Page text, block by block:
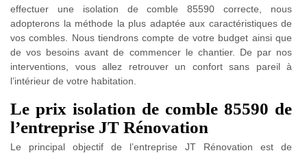
effectuer une isolation de comble 85590 correcte, nous
adopterons la méthode la plus adaptée aux caractéristiques de
vos combles. Nous tiendrons compte de votre budget ainsi que
de vos besoins avant de commencer le chantier. De par nos
interventions, vous allez retrouver un confort sans pareil à
l’intérieur de votre habitation.
Le prix isolation de comble 85590 de
l’entreprise JT Rénovation
Le principal objectif de l’entreprise JT Rénovation est de